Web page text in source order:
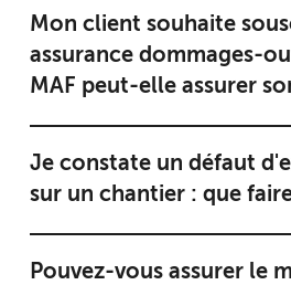
Mon client souhaite
assurance dommages-
MAF peut-elle assurer
Je constate un défaut
sur un chantier : que
Pouvez-vous assurer le